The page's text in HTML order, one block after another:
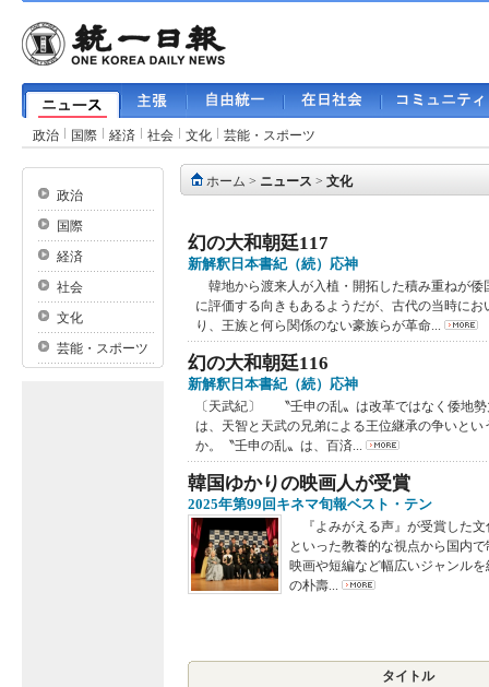
政治 国際 経済 社会 文化 芸能・スポーツ
政治
国際
経済
社会
文化
芸能・スポーツ
ホーム > ニュース > 文化
幻の大和朝廷117
新解釈日本書紀（続）応神
韓地から渡来人が入植・開拓した積み重ねが
に評価する向きもあるようだが、古代の当時に
り、王族と何ら関係のない豪族らが革命...
幻の大和朝廷116
新解釈日本書紀（続）応神
〔天武紀〕 〝壬申の乱〟は改革ではなく倭地
は、天智と天武の兄弟による王位継承の争いと
か。〝壬申の乱〟は、百済...
韓国ゆかりの映画人が受賞
2025年第99回キネマ旬報ベスト・テン
『よみがえる声』が受賞した
といった教養的な視点から国内
映画や短編など幅広いジャンル
の朴壽...
タイトル